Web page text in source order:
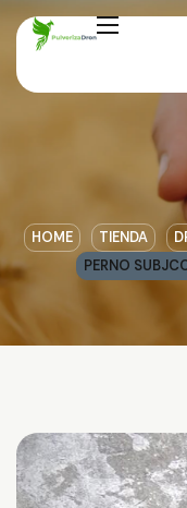
HOME TIENDA
PERNO